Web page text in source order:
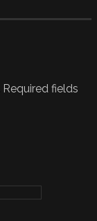
Required fields